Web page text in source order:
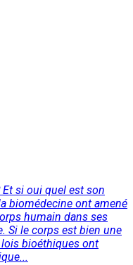
si oui quel est son
biomédecine ont amené
humain dans ses
Si le corps est bien une
lois bioéthiques ont